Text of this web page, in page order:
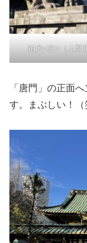
狛犬<左>（上野
「唐門」の正面
す。まぶしい！（